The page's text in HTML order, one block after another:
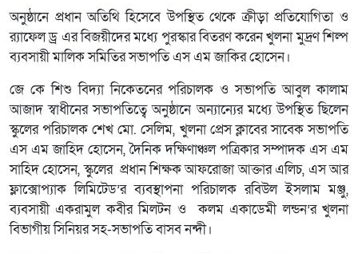
অনুষ্ঠানে প্রধান অতিথি হিসেবে উপস্থিত থেকে ক্রীড়া প্রতিযোগিতা ও
র‌্যাফেল ড্র এর বিজয়ীদের মধ্যে পুরস্কার বিতরণ করেন খুলনা মুদ্রণ শিল্প
ব্যবসায়ী মালিক সমিতির সভাপতি এস এম জাকির হোসেন।
জে কে শিশু বিদ্যা নিকেতনের পরিচালক ও সভাপতি আবুল কালাম
আজাদ স্বাধীনের সভাপতিত্বে অনুষ্ঠানে অন্যান্যের মধ্যে উপস্থিত ছিলেন
স্কুলের পরিচালক শেখ মো. সেলিম, খুলনা প্রেস ক্লাবের সাবেক সভাপতি
এস এম জাহিদ হোসেন, দৈনিক দক্ষিণাঞ্চল পত্রিকার সম্পাদক এস এম
সাহিদ হোসেন, স্কুলের প্রধান শিক্ষক আফরোজা আক্তার এলিচ, এস আর
ফ্লাক্সোপ্যাক লিমিটেড’র ব্যবস্থাপনা পরিচালক রবিউল ইসলাম মঞ্জু,
ব্যবসায়ী একরামুল কবীর মিলটন ও কলম একাডেমী লন্ডন’র খুলনা
বিভাগীয় সিনিয়র সহ-সভাপতি বাসব নন্দী।